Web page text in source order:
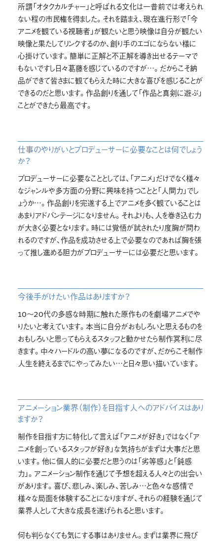
所謂「オタクカルチャー」と呼ばれる文化は一昔前では考えられ
ない程の市民権を得ました。それを踏まえ、現在進行形で「今
アニメを観ている視聴者」が観たいと思う映像は自分が観たい
映像と果たしてリンクするのか、創り手のエゴにならない様に
心掛けています。簡単に正解と不正解を導き出せるテーマで
もないですし日々葛藤を感じているのですが…。だからこそ納
品ができて皆さまに観てもらえた時に大きな喜びを感じることが
できるのだと思います。作品創りを通して「作品と真剣に遊ぶ」
ことができたら最高です。
仕事のやりがいとプロデューサーに必要なことは何でしょう
か？
プロデューサーに必要なこととしては、「アニメ」だけでなく様々
なジャンルや多方面の分野に興味を持つことと「人間力」でし
ょうか…。作品創りを完遂する上でアニメを多く観ていることは
あまりアドバンテージになりません。それよりも、人を巻き込む力
が大きく必要となります。時には覚悟が試されたり度胸が問わ
れるのですが、作品を成功させる上で必要なのであれば胸を張
って推し進める胆力がプロデューサーには必要だと思います。
今後手がけたい作品はありますか？
10～20代の多感な時期に触れた原作ものを劇場アニメでや
りたいと考えています。本当に自分がおもしろいと思えるものを
おもしろいと思ってもらえるスタッフと動かせたら制作冥利に尽
きます。中々ハードルの高い夢になるのですが、だからこそ制作
人生を終えるまでにやってみたい…と日々思い描いています。
アニメーション業界（制作）を目指す人へのアドバイスはあり
ますか？
制作を目指す方に特化して言えば「アニメが好き」ではなく「ア
ニメを創っているスタッフが好き」な気持ちがまずは大事だと思
います。他に個人的に必要だと思うのは「劣等感」と「鈍感
力」。アニメーション制作を通じて予想を超える人々との出会い
があります。喜び、悲しみ、楽しみ、苦しみ…と色々な感情で
様々な局面を体験することになりますが、それらの経験を通じて
業界人として大きな成長を遂げられると思います。
何も判らなくても気にする事はありません。まずは業界に飛び